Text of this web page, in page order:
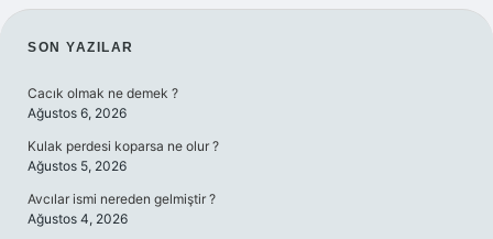
SIDEBAR
SON YAZILAR
Cacık olmak ne demek ?
Ağustos 6, 2026
Kulak perdesi koparsa ne olur ?
Ağustos 5, 2026
Avcılar ismi nereden gelmiştir ?
Ağustos 4, 2026